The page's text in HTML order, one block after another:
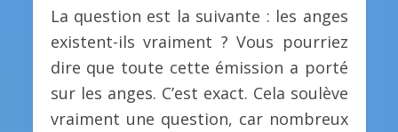
La question est la suivante : les anges
existent-ils vraiment ? Vous pourriez
dire que toute cette émission a porté
sur les anges. C’est exact. Cela soulève
vraiment une question, car nombreux